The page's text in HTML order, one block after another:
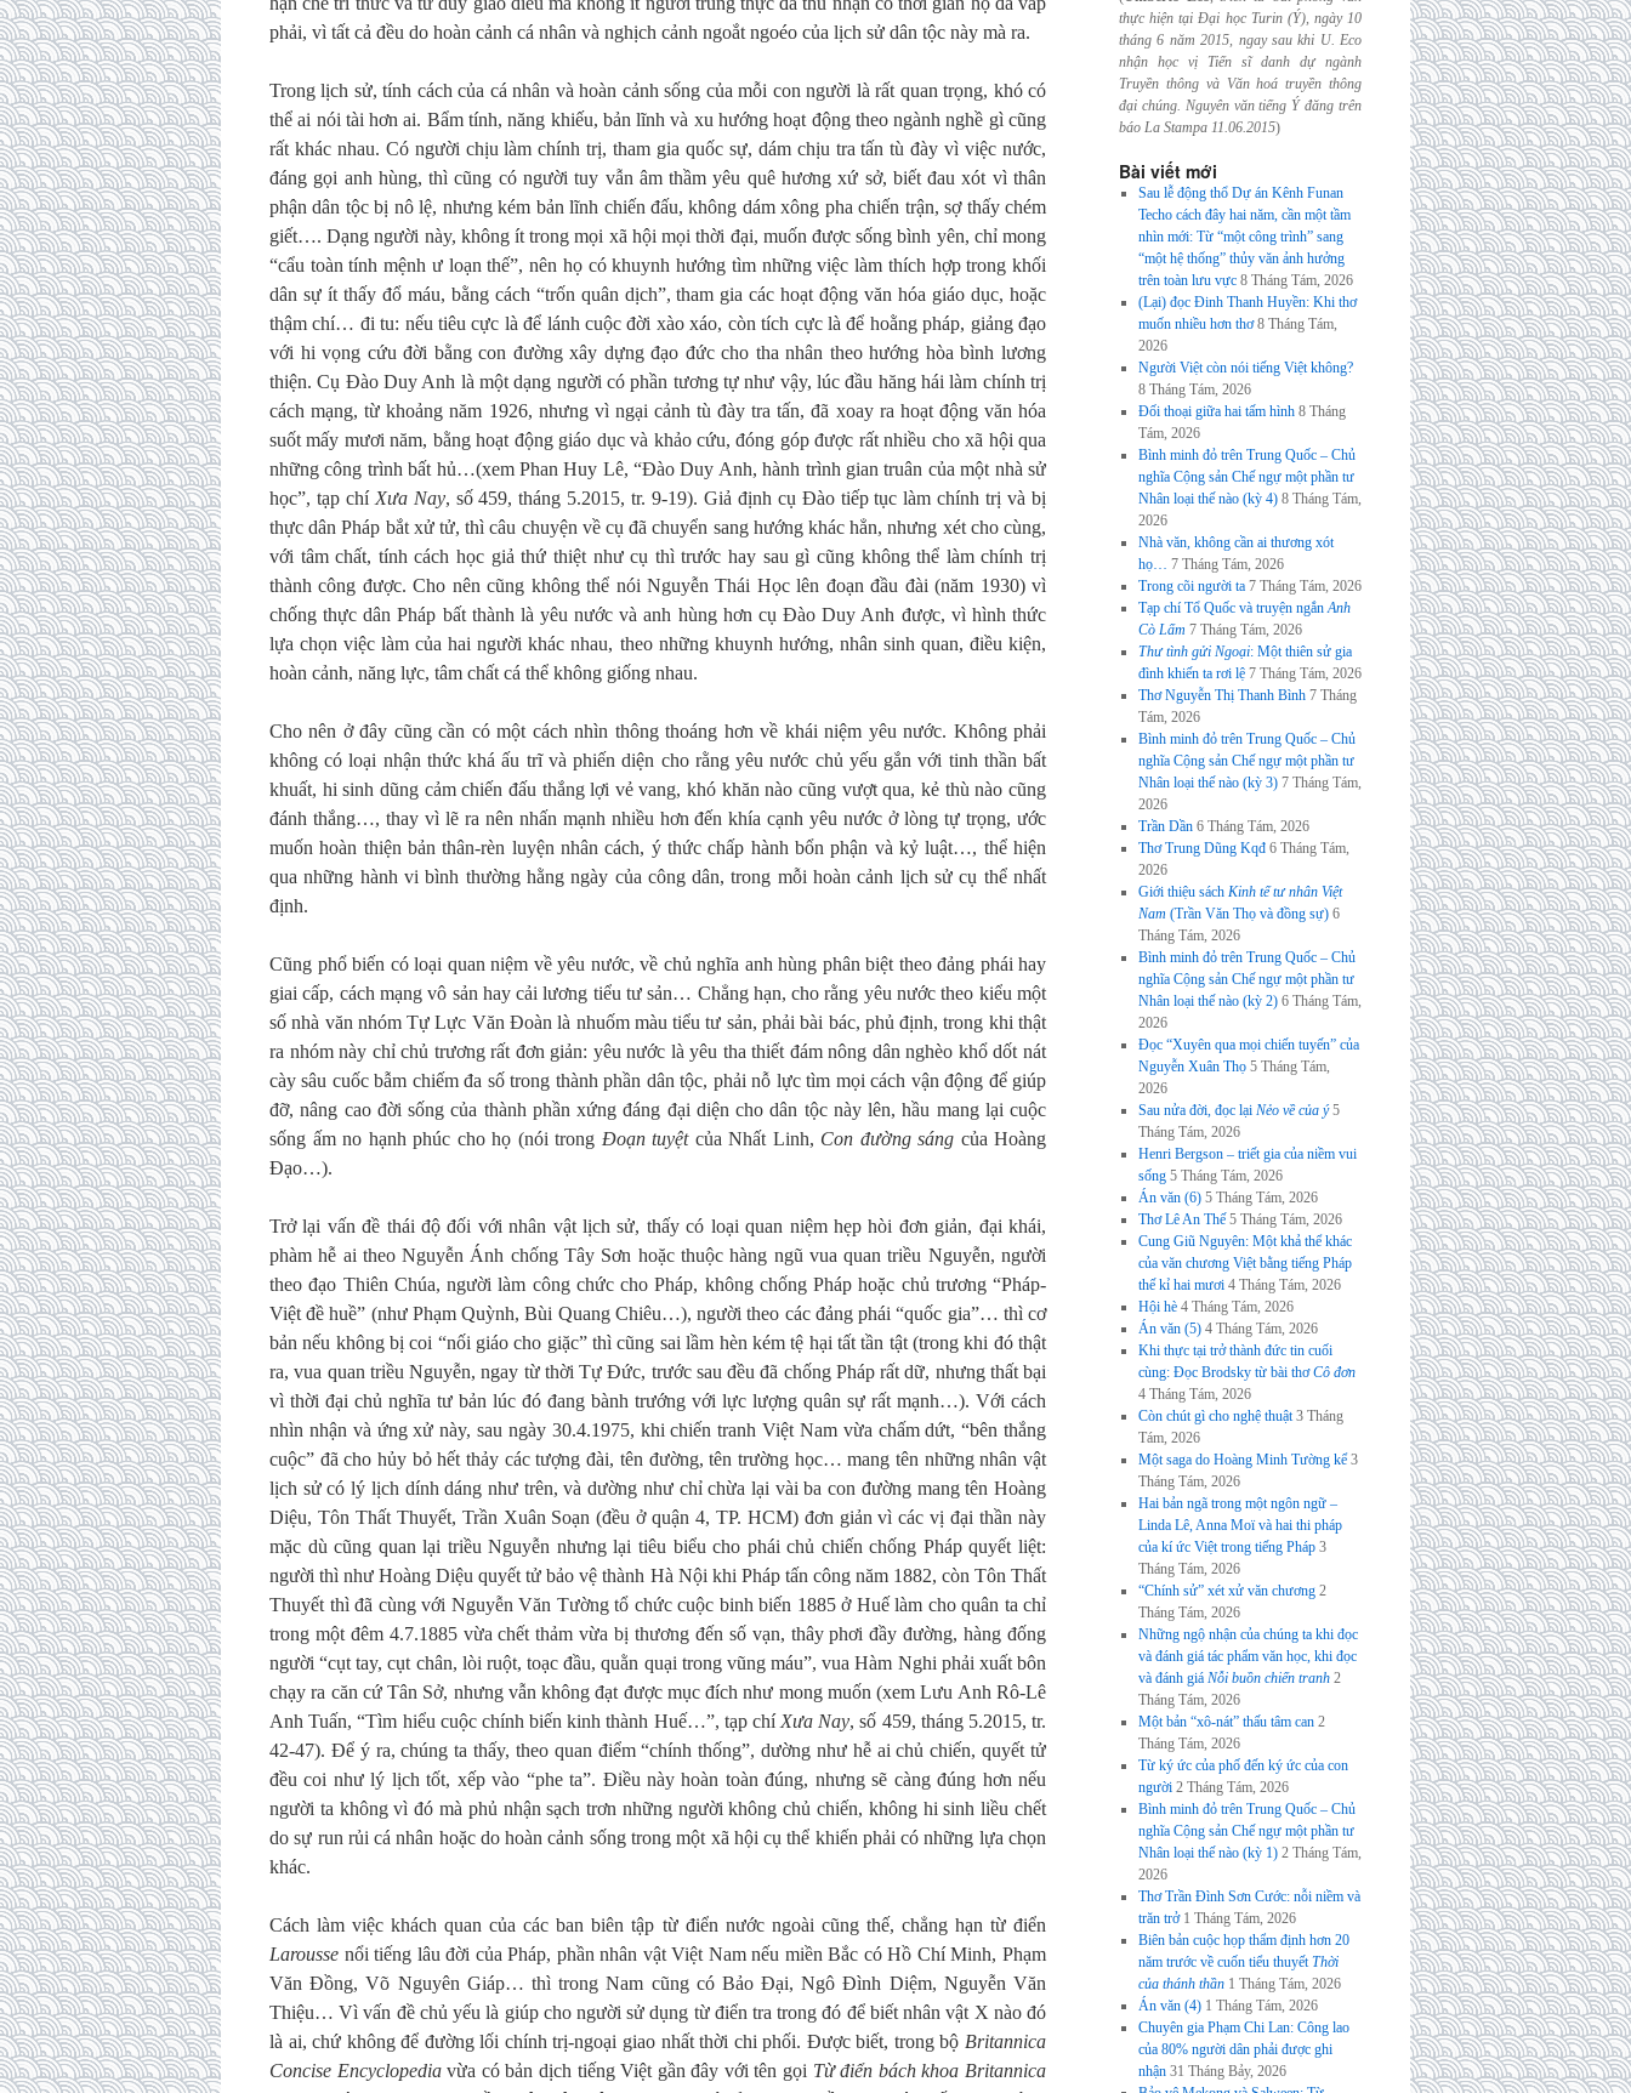
phải, vì tất cả đều do hoàn cảnh cá nhân và nghịch cảnh ngoắt ngoéo của lịch sử dân tộc này mà ra.
Trong lịch sử, tính cách của cá nhân và hoàn cảnh sống của mỗi con người là rất quan trọng, khó có
thể ai nói tài hơn ai. Bẩm tính, năng khiếu, bản lĩnh và xu hướng hoạt động theo ngành nghề gì cũng
rất khác nhau. Có người chịu làm chính trị, tham gia quốc sự, dám chịu tra tấn tù đày vì việc nước,
đáng gọi anh hùng, thì cũng có người tuy vẫn âm thầm yêu quê hương xứ sở, biết đau xót vì thân
phận dân tộc bị nô lệ, nhưng kém bản lĩnh chiến đấu, không dám xông pha chiến trận, sợ thấy chém
giết…. Dạng người này, không ít trong mọi xã hội mọi thời đại, muốn được sống bình yên, chỉ mong
“cẩu toàn tính mệnh ư loạn thế”, nên họ có khuynh hướng tìm những việc làm thích hợp trong khối
dân sự ít thấy đổ máu, bằng cách “trốn quân dịch”, tham gia các hoạt động văn hóa giáo dục, hoặc
thậm chí… đi tu: nếu tiêu cực là để lánh cuộc đời xào xáo, còn tích cực là để hoằng pháp, giảng đạo
với hi vọng cứu đời bằng con đường xây dựng đạo đức cho tha nhân theo hướng hòa bình lương
thiện. Cụ Đào Duy Anh là một dạng người có phần tương tự như vậy, lúc đầu hăng hái làm chính trị
cách mạng, từ khoảng năm 1926, nhưng vì ngại cảnh tù đày tra tấn, đã xoay ra hoạt động văn hóa
suốt mấy mươi năm, bằng hoạt động giáo dục và khảo cứu, đóng góp được rất nhiều cho xã hội qua
những công trình bất hủ…(xem Phan Huy Lê, “Đào Duy Anh, hành trình gian truân của một nhà sử
học”, tạp chí Xưa Nay, số 459, tháng 5.2015, tr. 9-19). Giả định cụ Đào tiếp tục làm chính trị và bị
thực dân Pháp bắt xử tử, thì câu chuyện về cụ đã chuyển sang hướng khác hẳn, nhưng xét cho cùng,
với tâm chất, tính cách học giả thứ thiệt như cụ thì trước hay sau gì cũng không thể làm chính trị
thành công được. Cho nên cũng không thể nói Nguyễn Thái Học lên đoạn đầu đài (năm 1930) vì
chống thực dân Pháp bất thành là yêu nước và anh hùng hơn cụ Đào Duy Anh được, vì hình thức
lựa chọn việc làm của hai người khác nhau, theo những khuynh hướng, nhân sinh quan, điều kiện,
hoàn cảnh, năng lực, tâm chất cá thể không giống nhau.
Cho nên ở đây cũng cần có một cách nhìn thông thoáng hơn về khái niệm yêu nước. Không phải
không có loại nhận thức khá ấu trĩ và phiến diện cho rằng yêu nước chủ yếu gắn với tinh thần bất
khuất, hi sinh dũng cảm chiến đấu thắng lợi vẻ vang, khó khăn nào cũng vượt qua, kẻ thù nào cũng
đánh thắng…, thay vì lẽ ra nên nhấn mạnh nhiều hơn đến khía cạnh yêu nước ở lòng tự trọng, ước
muốn hoàn thiện bản thân-rèn luyện nhân cách, ý thức chấp hành bổn phận và kỷ luật…, thể hiện
qua những hành vi bình thường hằng ngày của công dân, trong mỗi hoàn cảnh lịch sử cụ thể nhất
định.
Cũng phổ biến có loại quan niệm về yêu nước, về chủ nghĩa anh hùng phân biệt theo đảng phái hay
giai cấp, cách mạng vô sản hay cải lương tiểu tư sản… Chẳng hạn, cho rằng yêu nước theo kiểu một
số nhà văn nhóm Tự Lực Văn Đoàn là nhuốm màu tiểu tư sản, phải bài bác, phủ định, trong khi thật
ra nhóm này chỉ chủ trương rất đơn giản: yêu nước là yêu tha thiết đám nông dân nghèo khổ dốt nát
cày sâu cuốc bẫm chiếm đa số trong thành phần dân tộc, phải nỗ lực tìm mọi cách vận động để giúp
đỡ, nâng cao đời sống của thành phần xứng đáng đại diện cho dân tộc này lên, hầu mang lại cuộc
sống ấm no hạnh phúc cho họ (nói trong Đoạn tuyệtcủa Nhất Linh, Con đường sáng của Hoàng
Đạo…).
Trở lại vấn đề thái độ đối với nhân vật lịch sử, thấy có loại quan niệm hẹp hòi đơn giản, đại khái,
phàm hễ ai theo Nguyễn Ánh chống Tây Sơn hoặc thuộc hàng ngũ vua quan triều Nguyễn, người
theo đạo Thiên Chúa, người làm công chức cho Pháp, không chống Pháp hoặc chủ trương “Pháp-
Việt đề huề” (như Phạm Quỳnh, Bùi Quang Chiêu…), người theo các đảng phái “quốc gia”… thì cơ
bản nếu không bị coi “nối giáo cho giặc” thì cũng sai lầm hèn kém tệ hại tất tần tật (trong khi đó thật
ra, vua quan triều Nguyễn, ngay từ thời Tự Đức, trước sau đều đã chống Pháp rất dữ, nhưng thất bại
vì thời đại chủ nghĩa tư bản lúc đó đang bành trướng với lực lượng quân sự rất mạnh…). Với cách
nhìn nhận và ứng xử này, sau ngày 30.4.1975, khi chiến tranh Việt Nam vừa chấm dứt, “bên thắng
cuộc” đã cho hủy bỏ hết thảy các tượng đài, tên đường, tên trường học… mang tên những nhân vật
lịch sử có lý lịch dính dáng như trên, và dường như chỉ chừa lại vài ba con đường mang tên Hoàng
Diệu, Tôn Thất Thuyết, Trần Xuân Soạn (đều ở quận 4, TP. HCM) đơn giản vì các vị đại thần này
mặc dù cũng quan lại triều Nguyễn nhưng lại tiêu biểu cho phái chủ chiến chống Pháp quyết liệt:
người thì như Hoàng Diệu quyết tử bảo vệ thành Hà Nội khi Pháp tấn công năm 1882, còn Tôn Thất
Thuyết thì đã cùng với Nguyễn Văn Tường tổ chức cuộc binh biến 1885 ở Huế làm cho quân ta chỉ
trong một đêm 4.7.1885 vừa chết thảm vừa bị thương đến số vạn, thây phơi đầy đường, hàng đống
người “cụt tay, cụt chân, lòi ruột, toạc đầu, quằn quại trong vũng máu”, vua Hàm Nghi phải xuất bôn
chạy ra căn cứ Tân Sở, nhưng vẫn không đạt được mục đích như mong muốn (xem Lưu Anh Rô-Lê
Anh Tuấn, “Tìm hiểu cuộc chính biến kinh thành Huế…”, tạp chí Xưa Nay, số 459, tháng 5.2015, tr.
42-47). Để ý ra, chúng ta thấy, theo quan điểm “chính thống”, dường như hễ ai chủ chiến, quyết tử
đều coi như lý lịch tốt, xếp vào “phe ta”. Điều này hoàn toàn đúng, nhưng sẽ càng đúng hơn nếu
người ta không vì đó mà phủ nhận sạch trơn những người không chủ chiến, không hi sinh liều chết
do sự run rủi cá nhân hoặc do hoàn cảnh sống trong một xã hội cụ thể khiến phải có những lựa chọn
khác.
Cách làm việc khách quan của các ban biên tập từ điển nước ngoài cũng thế, chẳng hạn từ điển
Larousse nổi tiếng lâu đời của Pháp, phần nhân vật Việt Nam nếu miền Bắc có Hồ Chí Minh, Phạm
Văn Đồng, Võ Nguyên Giáp… thì trong Nam cũng có Bảo Đại, Ngô Đình Diệm, Nguyễn Văn
Thiệu… Vì vấn đề chủ yếu là giúp cho người sử dụng từ điển tra trong đó để biết nhân vật X nào đó
là ai, chứ không để đường lối chính trị-ngoại giao nhất thời chi phối. Được biết, trong bộ Britannica
Concise Encyclopediavừa có bản dịch tiếng Việt gần đây với tên gọi Từ điển bách khoa Britannica
thực hiện tại Đại học Turin (Ý), ngày 10
tháng 6 năm 2015, ngay sau khi U. Eco
nhận học vị Tiến sĩ danh dự ngành
Truyền thông và Văn hoá truyền thông
đại chúng. Nguyên văn tiếng Ý đăng trên
báo La Stampa 11.06.2015)
Bài viết mới
Sau lễ động thổ Dự án Kênh Funan
Techo cách đây hai năm, cần một tầm
nhìn mới: Từ “một công trình” sang
“một hệ thống” thủy văn ảnh hưởng
trên toàn lưu vực 8 Tháng Tám, 2026
(Lại) đọc Đinh Thanh Huyền: Khi thơ
muốn nhiều hơn thơ 8 Tháng Tám,
2026
Người Việt còn nói tiếng Việt không?
8 Tháng Tám, 2026
Đối thoại giữa hai tấm hình 8 Tháng
Tám, 2026
Bình minh đỏ trên Trung Quốc – Chủ
nghĩa Cộng sản Chế ngự một phần tư
Nhân loại thế nào (kỳ 4) 8 Tháng Tám,
2026
Nhà văn, không cần ai thương xót
họ… 7 Tháng Tám, 2026
Trong cõi người ta 7 Tháng Tám, 2026
Tạp chí Tổ Quốc và truyện ngắnAnh
Cò Lấm 7 Tháng Tám, 2026
Thư tình gửi Ngoại: Một thiên sử gia
đình khiến ta rơi lệ 7 Tháng Tám, 2026
Thơ Nguyễn Thị Thanh Bình 7 Tháng
Tám, 2026
Bình minh đỏ trên Trung Quốc – Chủ
nghĩa Cộng sản Chế ngự một phần tư
Nhân loại thế nào (kỳ 3) 7 Tháng Tám,
2026
Trần Dần 6 Tháng Tám, 2026
Thơ Trung Dũng Kqđ 6 Tháng Tám,
2026
Giới thiệu sách Kinh tế tư nhân Việt
Nam (Trần Văn Thọ và đồng sự) 6
Tháng Tám, 2026
Bình minh đỏ trên Trung Quốc – Chủ
nghĩa Cộng sản Chế ngự một phần tư
Nhân loại thế nào (kỳ 2) 6 Tháng Tám,
2026
Đọc “Xuyên qua mọi chiến tuyến” của
Nguyễn Xuân Thọ 5 Tháng Tám,
2026
Sau nửa đời, đọc lại Nẻo về của ý 5
Tháng Tám, 2026
Henri Bergson – triết gia của niềm vui
sống 5 Tháng Tám, 2026
Án văn (6) 5 Tháng Tám, 2026
Thơ Lê An Thế 5 Tháng Tám, 2026
Cung Giũ Nguyên: Một khả thể khác
của văn chương Việt bằng tiếng Pháp
thế kỉ hai mươi 4 Tháng Tám, 2026
Hội hè 4 Tháng Tám, 2026
Án văn (5) 4 Tháng Tám, 2026
Khi thực tại trở thành đức tin cuối
cùng: Đọc Brodsky từ bài thơCô đơn
4 Tháng Tám, 2026
Còn chút gì cho nghệ thuật 3 Tháng
Tám, 2026
Một saga do Hoàng Minh Tường kể 3
Tháng Tám, 2026
Hai bản ngã trong một ngôn ngữ –
Linda Lê, Anna Moï và hai thi pháp
của kí ức Việt trong tiếng Pháp 3
Tháng Tám, 2026
“Chính sử” xét xử văn chương 2
Tháng Tám, 2026
Những ngộ nhận của chúng ta khi đọc
và đánh giá tác phẩm văn học, khi đọc
và đánh giá Nỗi buồn chiến tranh 2
Tháng Tám, 2026
Một bản “xô-nát” thấu tâm can 2
Tháng Tám, 2026
Từ ký ức của phố đến ký ức của con
người 2 Tháng Tám, 2026
Bình minh đỏ trên Trung Quốc – Chủ
nghĩa Cộng sản Chế ngự một phần tư
Nhân loại thế nào (kỳ 1) 2 Tháng Tám,
2026
Thơ Trần Đình Sơn Cước: nỗi niềm và
trăn trở 1 Tháng Tám, 2026
Biên bản cuộc họp thẩm định hơn 20
năm trước về cuốn tiểu thuyếtThời
của thánh thần 1 Tháng Tám, 2026
Án văn (4) 1 Tháng Tám, 2026
Chuyên gia Phạm Chi Lan: Công lao
của 80% người dân phải được ghi
nhận 31 Tháng Bảy, 2026